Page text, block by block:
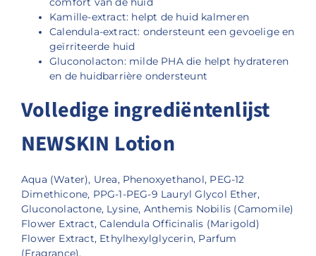
Kamille-extract: helpt de huid kalmeren
Calendula-extract: ondersteunt een gevoelige en
geïrriteerde huid
Gluconolacton: milde PHA die helpt hydrateren
en de huidbarrière ondersteunt
Volledige ingrediëntenlijst
NEWSKIN Lotion
Aqua (Water), Urea, Phenoxyethanol, PEG-12
Dimethicone, PPG-1-PEG-9 Lauryl Glycol Ether,
Gluconolactone, Lysine, Anthemis Nobilis (Camomile)
Flower Extract, Calendula Officinalis (Marigold)
Flower Extract, Ethylhexylglycerin, Parfum
(Fragrance).